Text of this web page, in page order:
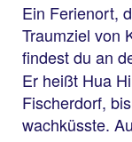
Ein Ferienort,
Traumziel von
findest du an
Er heißt Hua
Fischerdorf,
wachküsste.